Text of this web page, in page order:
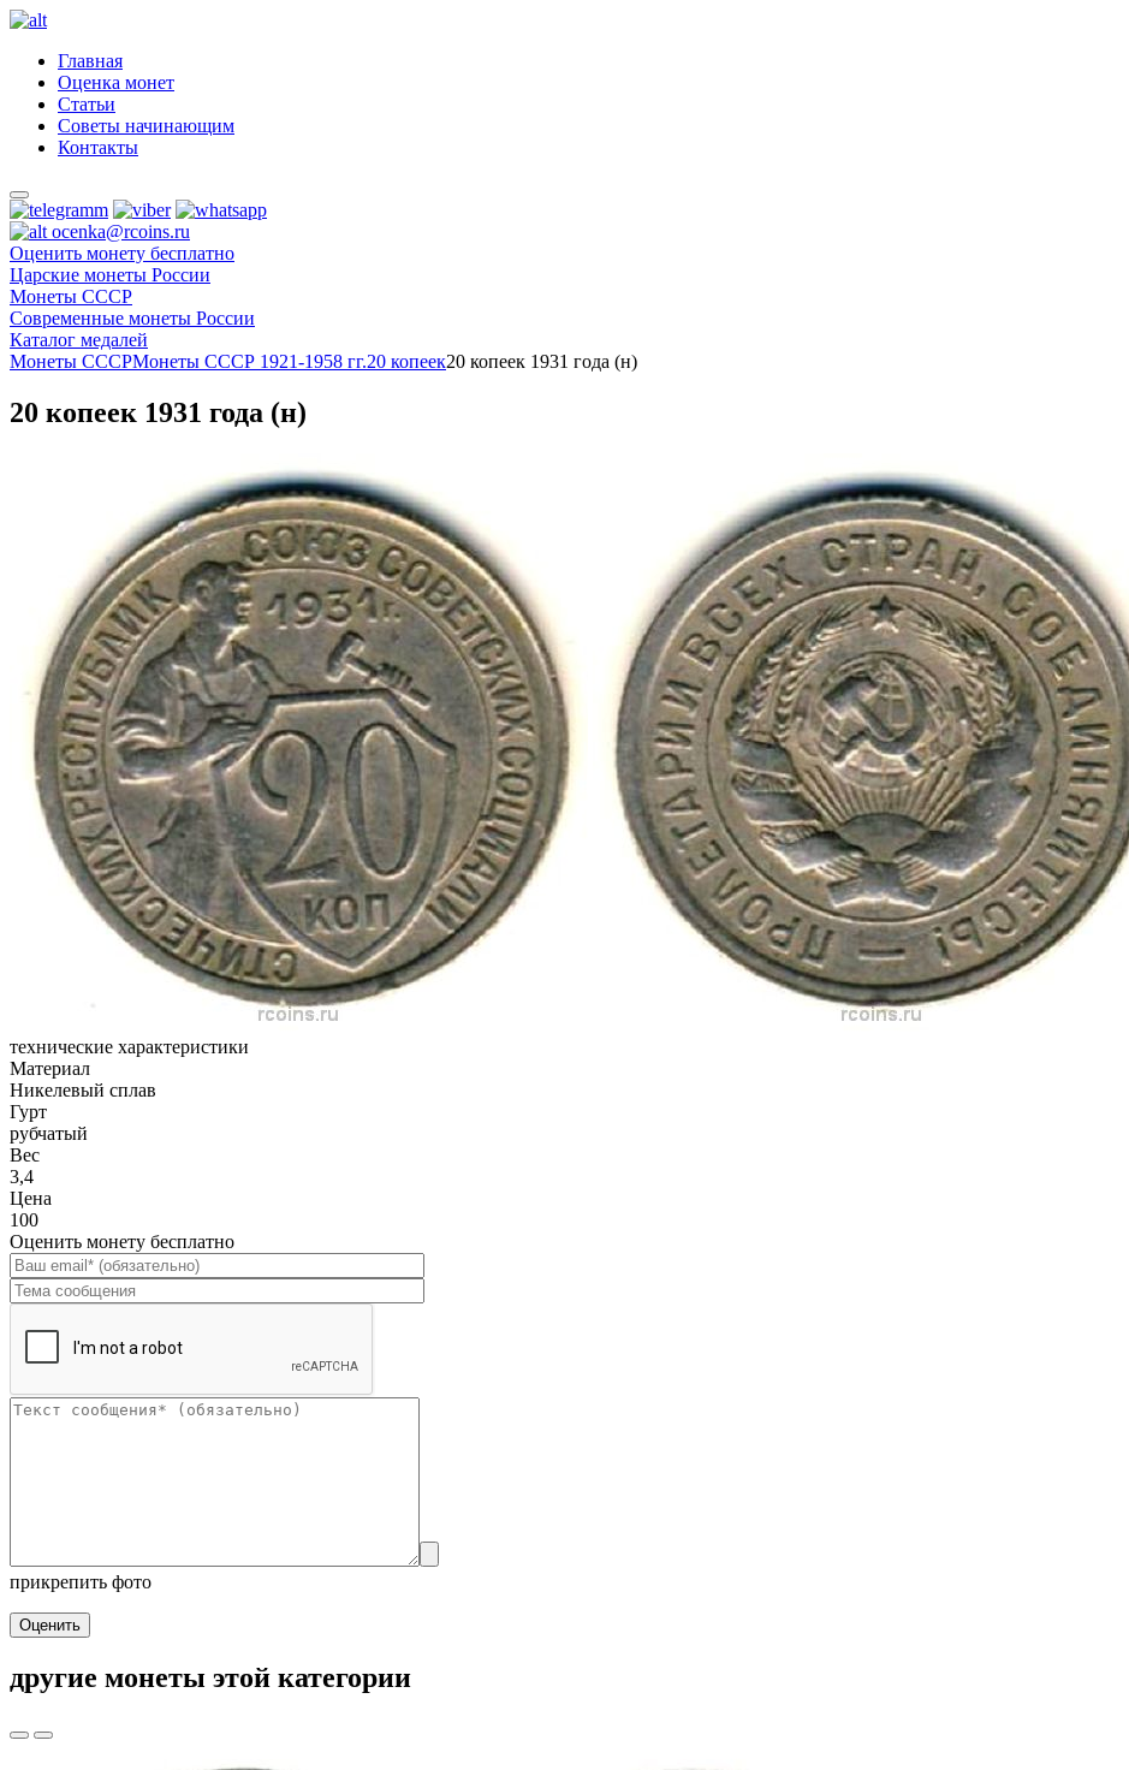
Главная
Оценка монет
Статьи
Советы начинающим
Контакты
ocenka@rcoins.ru
Оценить монету бесплатно
Царские монеты России
Монеты СССР
Современные монеты России
Каталог медалей
Монеты СССРМонеты СССР 1921-1958 гг.20 копеек20 копеек 1931 года (н)
20 копеек 1931 года (н)
технические характеристики
Материал
Никелевый сплав
Гурт
рубчатый
Вес
3,4
Цена
100
Оценить монету бесплатно
прикрепить фото
Оценить
другие монеты этой категории